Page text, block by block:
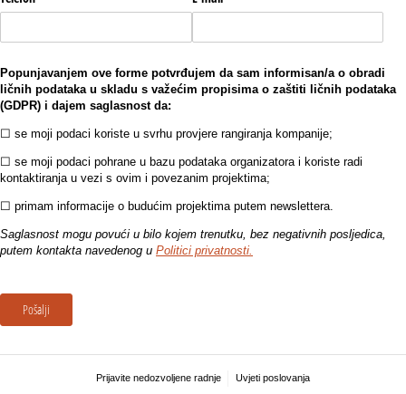
Popunjavanjem ove forme potvrđujem da sam informisan/a o obradi
ličnih podataka u skladu s važećim propisima o zaštiti ličnih podataka
(GDPR) i dajem saglasnost da:
☐ se moji podaci koriste u svrhu provjere rangiranja kompanije;
☐ se moji podaci pohrane u bazu podataka organizatora i koriste radi
kontaktiranja u vezi s ovim i povezanim projektima;
☐ primam informacije o budućim projektima putem newslettera.
Saglasnost mogu povući u bilo kojem trenutku, bez negativnih posljedica,
putem kontakta navedenog u Politici privatnosti.
Pošalji
Prijavite nedozvoljene radnje Uvjeti poslovanja